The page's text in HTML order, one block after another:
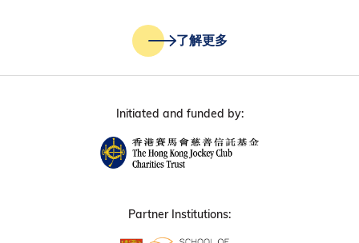
了解更多
Initiated and funded by:
Partner Institutions: